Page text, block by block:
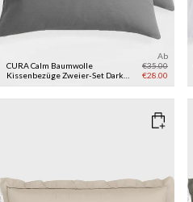
CURA Calm Baumwolle
Kissenbezüge Zweier-Set Dark
Grey
Ab
€35.00
€28.00